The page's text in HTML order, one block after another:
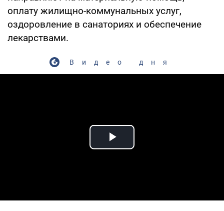
оплату жилищно-коммунальных услуг,
оздоровление в санаториях и обеспечение
лекарствами.
Видео дня
Play Video